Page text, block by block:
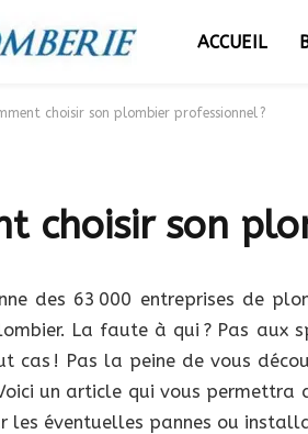
ACCUEIL
choisir son plombier professionnel ?
choisir son
des 63 000 entreprises de
La faute à qui ? Pas aux
cas ! Pas la peine de vous
un article qui vous
les éventuelles pannes ou